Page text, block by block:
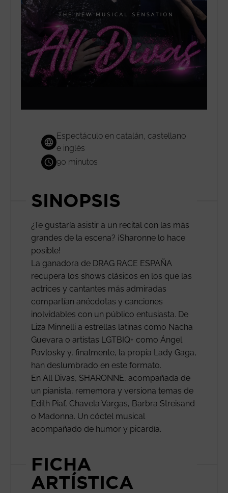
Espectáculo en catalán, castellano
e inglés
90 minutos
SINOPSIS
¿Te gustaría asistir a un recital con las más
grandes de la escena? ¡Sharonne lo hace
posible!
La ganadora de DRAG RACE ESPAÑA
recupera los shows clásicos en los que las
actrices y cantantes más admiradas
compartían anécdotas y canciones
inolvidables con un público entusiasta. De
Liza Minnelli a estrellas latinas como Nacha
Guevara o artistas LGTBIQ+ como Ángel
Pavlosky y, finalmente, la propia Lady Gaga,
han deslumbrado en este formato.
En All Divas, SHARONNE, acompañada de
un pianista, rememora y versiona temas de
Edith Piaf, Chavela Vargas, Barbra Streisand
o Madonna. Un cóctel musical
acompañado de humor y picardía.
FICHA
ARTÍSTICA